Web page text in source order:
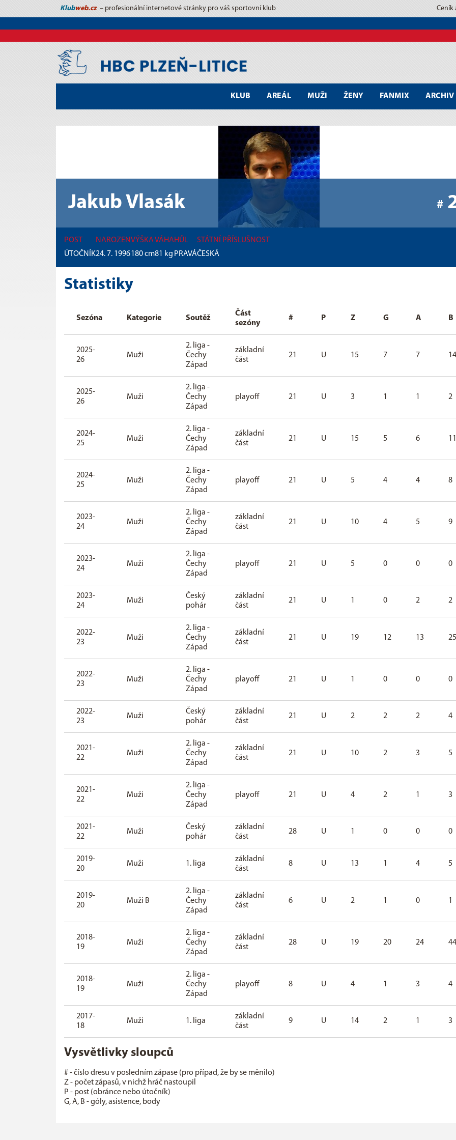
Klubweb.cz – profesionální internetové stránky pro váš sportovní klub Ceník
KLUB AREÁL MUŽI ŽENY FANMIX ARCHIV
Jakub Vlasák #
POST
ÚTOČNÍK
NAROZEN
24. 7. 1996
VÝŠKA
180cm
VÁHA
81 kg
HŮL
PRAVÁ
STÁTNÍ PŘÍSLUŠNOST
ČESKÁ
Statistiky
Sezóna Kategorie Soutěž
Část
sezóny
# P Z G A B
2025-
26
Muži
2. liga -
Čechy
Západ
základní
část
21 U 15 7 7 14
2025-
26
Muži
2. liga -
Čechy
Západ
playoff 21 U 3 1 1 2
2024-
25
Muži
2. liga -
Čechy
Západ
základní
část
21 U 15 5 6 11
2024-
25
Muži
2. liga -
Čechy
Západ
playoff 21 U 5 4 4 8
2023-
24
Muži
2. liga -
Čechy
Západ
základní
část
21 U 10 4 5 9
2023-
24
Muži
2. liga -
Čechy
Západ
playoff 21 U 5 0 0 0
2023-
24
Muži
Český
pohár
základní
část
21 U 1 0 2 2
2022-
23
Muži
2. liga -
Čechy
Západ
základní
část
21 U 19 12 13 25
2022-
23
Muži
2. liga -
Čechy
Západ
playoff 21 U 1 0 0 0
2022-
23
Muži
Český
pohár
základní
část
21 U 2 2 2 4
2021-
22
Muži
2. liga -
Čechy
Západ
základní
část
21 U 10 2 3 5
2021-
22
Muži
2. liga -
Čechy
Západ
playoff 21 U 4 2 1 3
2021-
22
Muži
Český
pohár
základní
část
28 U 1 0 0 0
2019-
20
Muži 1. liga
základní
část
8 U 13 1 4 5
2019-
20
Muži B
2. liga -
Čechy
Západ
základní
část
6 U 2 1 0 1
2018-
19
Muži
2. liga -
Čechy
Západ
základní
část
28 U 19 20 24 44
2018-
19
Muži
2. liga -
Čechy
Západ
playoff 8 U 4 1 3 4
2017-
18
Muži 1. liga
základní
část
9 U 14 2 1 3
Vysvětlivky sloupců
# - číslo dresu v posledním zápase (pro případ, že by se měnilo)
Z - počet zápasů, v nichž hráč nastoupil
P - post (obránce nebo útočník)
G, A, B - góly, asistence, body